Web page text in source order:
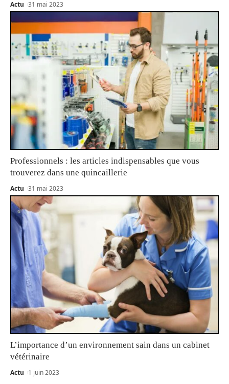
Actu 31 mai 2023
Professionnels : les articles indispensables que vous
trouverez dans une quincaillerie
Actu 31 mai 2023
L’importance d’un environnement sain dans un cabinet
vétérinaire
Actu 1 juin 2023